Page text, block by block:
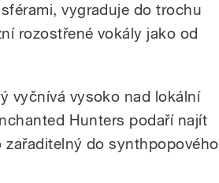
vygraduje do trochu
rozostřené vokály jako od
vyčnívá vysoko nad lokální
Hunters podaří najít
do synthpopového